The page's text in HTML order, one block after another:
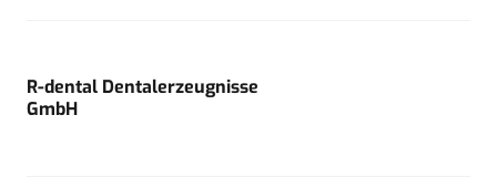
R-dental Dentalerzeugnisse
GmbH